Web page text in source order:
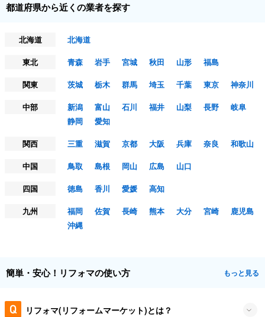
都道府県から近くの業者を探す
北海道
北海道
東北
青森 岩手 宮城 秋田 山形
福島
関東
茨城 栃木 群馬 埼玉 千葉 東京
神奈川
中部
新潟 富山 石川 福井 山梨 長野
岐阜
静岡
愛知
関西
三重 滋賀 京都 大阪 兵庫 奈良
和歌山
中国
鳥取 島根 岡山 広島
山口
四国
徳島 香川 愛媛
高知
九州
福岡 佐賀 長崎 熊本 大分 宮崎
鹿児島
沖縄
簡単・安心！リフォマの使い方 もっと見る
リフォマ(リフォームマーケット)とは？